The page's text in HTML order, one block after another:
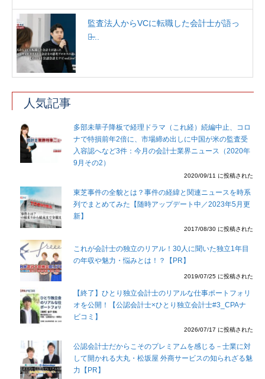
監査法人からVCに転職した会計士が語っ
た̶...
人気記事
多部未華子降板で経理ドラマ（これ経）続編中止、コロ
ナで特損前年2倍に、市場締め出しに中国が米の監査受
入容認へなど3件：今月の会計士業界ニュース（2020年
9月その2）
2020/09/11 に投稿された
東芝事件の全貌とは？事件の経緯と関連ニュースを時系
列でまとめてみた【随時アップデート中／2023年5月更
新】
2017/08/30 に投稿された
これが会計士の独立のリアル！30人に聞いた独立1年目
の年収や魅力・悩みとは！？【PR】
2019/07/25 に投稿された
【終了】ひとり独立会計士のリアルな仕事ポートフォリ
オを公開！【公認会計士×ひとり独立会計士#3_CPAナ
ビコミ】
2026/07/17 に投稿された
公認会計士だからこそのプレミアムを感じる－士業に対
して開かれる大丸・松坂屋 外商サービスの知られざる魅
力【PR】